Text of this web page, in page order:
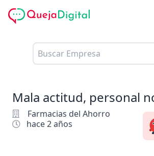
Mala actitud, personal
Farmacias del Ahorro
hace 2 años